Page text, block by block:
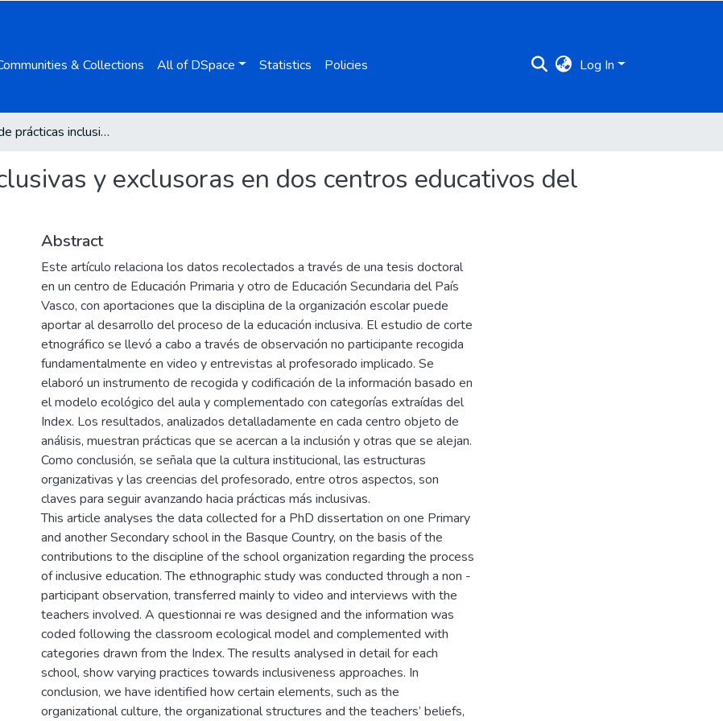
& Collections All of DSpace Statistics Policies Log In
Análisis de prácticas inclusivas y exclusoras en dos centros educativos del País Vasco
y exclusoras en dos centros educativos del
Abstract
Este artículo relaciona los datos recolectados a través de una tesis doctoral
en un centro de Educación Primaria y otro de Educación Secundaria del País
Vasco, con aportaciones que la disciplina de la organización escolar puede
aportar al desarrollo del proceso de la educación inclusiva. El estudio de corte
etnográfico se llevó a cabo a través de observación no participante recogida
fundamentalmente en video y entrevistas al profesorado implicado. Se
elaboró un instrumento de recogida y codificación de la información basado en
el modelo ecológico del aula y complementado con categorías extraídas del
Index. Los resultados, analizados detalladamente en cada centro objeto de
análisis, muestran prácticas que se acercan a la inclusión y otras que se alejan.
Como conclusión, se señala que la cultura institucional, las estructuras
organizativas y las creencias del profesorado, entre otros aspectos, son
claves para seguir avanzando hacia prácticas más inclusivas.
This article analyses the data collected for a PhD dissertation on one Primary
and another Secondary school in the Basque Country, on the basis of the
contributions to the discipline of the school organization regarding the process
of inclusive education. The ethnographic study was conducted through a non -
participant observation, transferred mainly to video and interviews with the
teachers involved. A questionnai re was designed and the information was
coded following the classroom ecological model and complemented with
categories drawn from the Index. The results analysed in detail for each
school, show varying practices towards inclusiveness approaches. In
conclusion, we have identified how certain elements, such as the
organizational culture, the organizational structures and the teachers’ beliefs,